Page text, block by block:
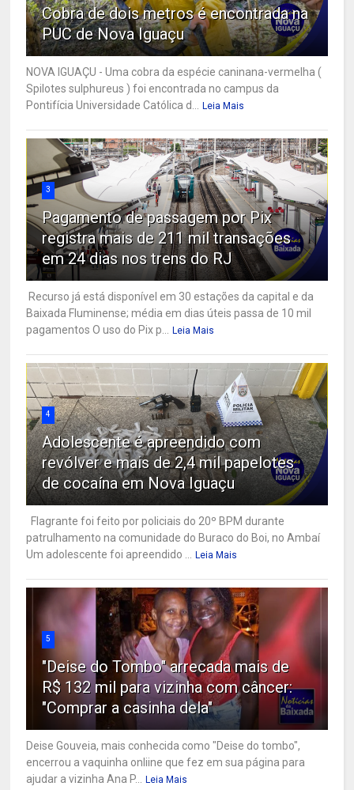
Cobra de dois metros é encontrada na
PUC de Nova Iguaçu
NOVA IGUAÇU - Uma cobra da espécie caninana-vermelha (
Spilotes sulphureus ) foi encontrada no campus da
Pontifícia Universidade Católica d...
Leia Mais
3
Pagamento de passagem por Pix
registra mais de 211 mil transações
em 24 dias nos trens do RJ
Recurso já está disponível em 30 estações da capital e da
Baixada Fluminense; média em dias úteis passa de 10 mil
pagamentos O uso do Pix p...
Leia Mais
4
Adolescente é apreendido com
revólver e mais de 2,4 mil papelotes
de cocaína em Nova Iguaçu
Flagrante foi feito por policiais do 20º BPM durante
patrulhamento na comunidade do Buraco do Boi, no Ambaí
Um adolescente foi apreendido ...
Leia Mais
5
"Deise do Tombo" arrecada mais de
R$ 132 mil para vizinha com câncer:
"Comprar a casinha dela"
Deise Gouveia, mais conhecida como "Deise do tombo",
encerrou a vaquinha onliine que fez em sua página para
ajudar a vizinha Ana P...
Leia Mais